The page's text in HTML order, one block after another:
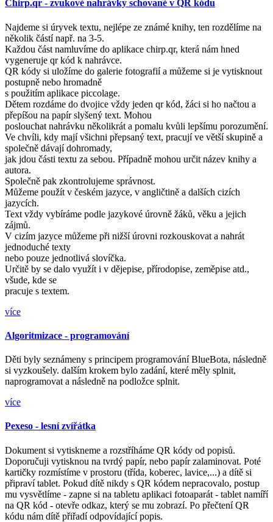
Chirp.qr - zvukové nahrávky schované v QR kódu
Najdeme si úryvek textu, nejlépe ze známé knihy, ten rozdělíme na
několik částí např. na 3-5.
Každou část namluvíme do aplikace chirp.qr, která nám hned
vygeneruje qr kód k nahrávce.
QR kódy si uložíme do galerie fotografií a můžeme si je vytisknout
postupně nebo hromadně
s použitím aplikace piccolage.
Dětem rozdáme do dvojice vždy jeden qr kód, žáci si ho načtou a
přepíšou na papír slyšený text. Mohou
poslouchat nahrávku několikrát a pomalu kvůli lepšímu porozumění.
Ve chvíli, kdy mají všichni přepsaný text, pracují ve větší skupině a
společně dávají dohromady,
jak jdou části textu za sebou. Případně mohou určit název knihy a
autora.
Společně pak zkontrolujeme správnost.
Můžeme použít v českém jazyce, v angličtině a dalších cizích
jazycích.
Text vždy vybíráme podle jazykové úrovně žáků, věku a jejich
zájmů.
V cizím jazyce můžeme při nižší úrovni rozkouskovat a nahrát
jednoduché texty
nebo pouze jednotlivá slovíčka.
Určitě by se dalo využít i v dějepise, přírodopise, zeměpise atd.,
všude, kde se
pracuje s textem.
více
Algoritmizace - programování
Děti byly seznámeny s principem programování BlueBota, následně
si vyzkoušely. dalším krokem bylo zadání, které měly splnit,
naprogramovat a následně na podložce splnit.
více
Pexeso - lesní zvířátka
Dokument si vytiskneme a rozstříháme QR kódy od popisů.
Doporučuji vytisknou na tvrdý papír, nebo papír zalaminovat. Poté
kartičky rozmístíme v prostoru (třída, koberec, lavice,...) a dítě si
připraví tablet. Pokud dítě nikdy s QR kódem nepracovalo, postup
mu vysvětlíme - zapne si na tabletu aplikaci fotoaparát - tablet namíří
na QR kód - otevře odkaz, který se mu zobrazí. Po přečtení QR
kódu nám dítě přiřadí odpovídající popis.